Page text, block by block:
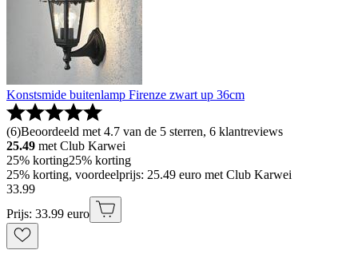
Konstsmide buitenlamp Firenze zwart up 36cm
(6)Beoordeeld met 4.7 van de 5 sterren, 6 klantreviews
25.49 met Club Karwei
25% korting25% korting
25% korting, voordeelprijs: 25.49 euro met Club Karwei
33.99
Prijs: 33.99 euro